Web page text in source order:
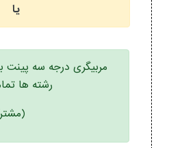
یا
مربیگری درجه سه
رشته ها